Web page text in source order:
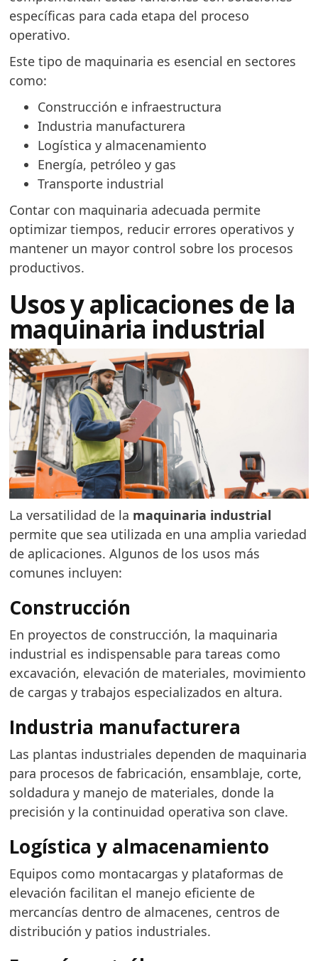
específicas para cada etapa del proceso
operativo.
Este tipo de maquinaria es esencial en sectores
como:
Construcción e infraestructura
Industria manufacturera
Logística y almacenamiento
Energía, petróleo y gas
Transporte industrial
Contar con maquinaria adecuada permite
optimizar tiempos, reducir errores operativos y
mantener un mayor control sobre los procesos
productivos.
Usos y aplicaciones de la
maquinaria industrial
La versatilidad de la maquinaria industrial
permite que sea utilizada en una amplia variedad
de aplicaciones. Algunos de los usos más
comunes incluyen:
Construcción
En proyectos de construcción, la maquinaria
industrial es indispensable para tareas como
excavación, elevación de materiales, movimiento
de cargas y trabajos especializados en altura.
Industria manufacturera
Las plantas industriales dependen de maquinaria
para procesos de fabricación, ensamblaje, corte,
soldadura y manejo de materiales, donde la
precisión y la continuidad operativa son clave.
Logística y almacenamiento
Equipos como montacargas y plataformas de
elevación facilitan el manejo eficiente de
mercancías dentro de almacenes, centros de
distribución y patios industriales.